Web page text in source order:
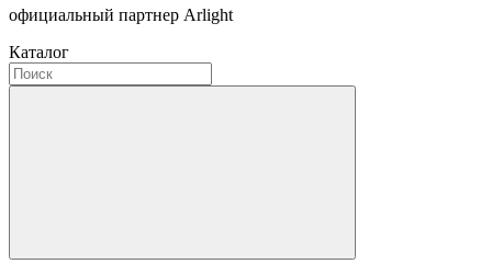
официальный партнер Arlight
Каталог